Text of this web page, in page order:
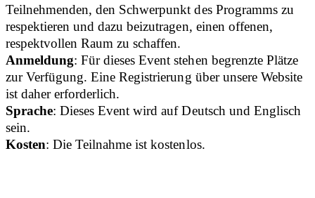
Teilnehmenden, den Schwerpunkt des Programms zu
respektieren und dazu beizutragen, einen offenen,
respektvollen Raum zu schaffen.
Anmeldung: Für dieses Event stehen begrenzte Plätze
zur Verfügung. Eine Registrierung über unsere Website
ist daher erforderlich.
Sprache: Dieses Event wird auf Deutsch und Englisch
sein.
Kosten: Die Teilnahme ist kostenlos.